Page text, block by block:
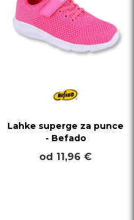
Lahke superge za punce
- Befado
od 11,96 €